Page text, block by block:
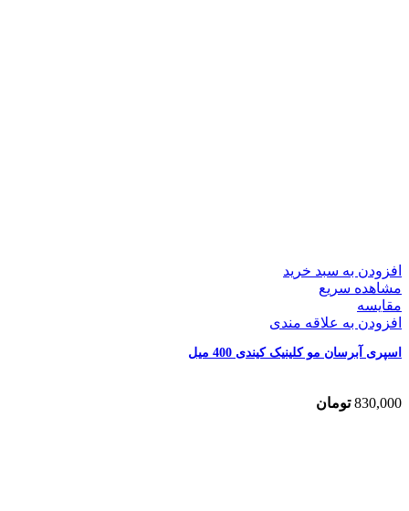
افزودن به سبد خرید
مشاهده سریع
مقایسه
افزودن به علاقه مندی
اسپری آبرسان مو کلینیک کیندی 400 میل
830,000 تومان